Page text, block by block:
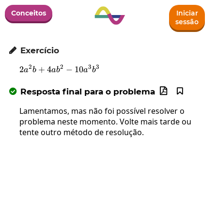
Conceitos
Iniciar
sessão
 Exercício
2a^2b+4ab^2-10a^3b^3
2a2b + 4ab2 − 10a3b3
 Resposta final para o problema 

Lamentamos, mas não foi possível resolver o
problema neste momento. Volte mais tarde ou
tente outro método de resolução.